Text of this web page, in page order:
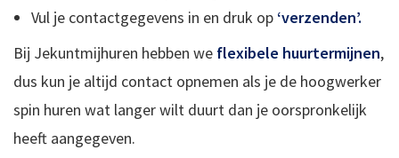
Vul je contactgegevens in en druk op ‘verzenden’.
Bij Jekuntmijhuren hebben we flexibele huurtermijnen,
dus kun je altijd contact opnemen als je de hoogwerker
spin huren wat langer wilt duurt dan je oorspronkelijk
heeft aangegeven.